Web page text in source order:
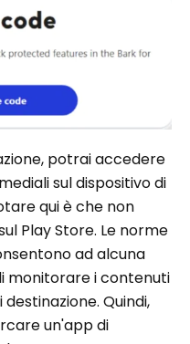
potrai accedere
sul dispositivo di
qui è che non
Play Store. Le norme
ad alcuna
monitorare i contenuti
Quindi,
un'app di